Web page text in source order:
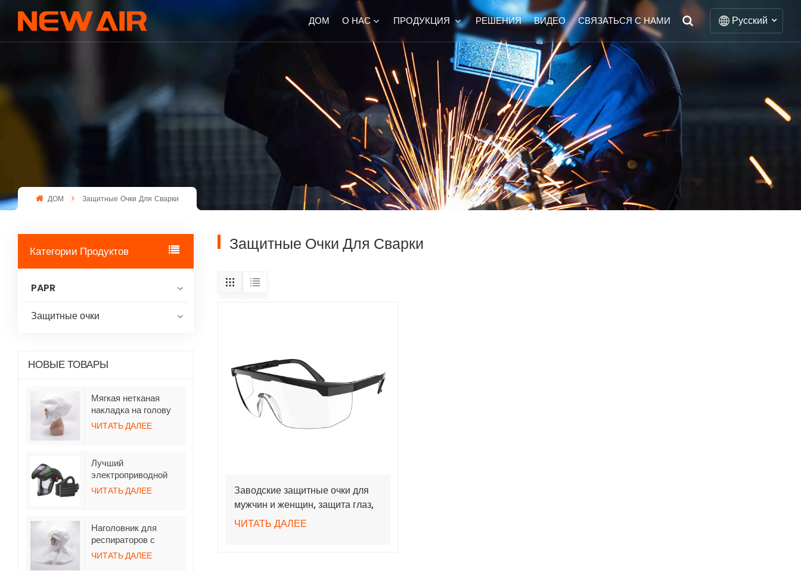
ДОМ О НАС ПРОДУКЦИЯ РЕШЕНИЯ ВИДЕО СВЯЗАТЬСЯ С НАМИ Русский
Español
ДОМ Защитные Очки Для Сварки
Категории Продуктов
PAPR
Защитные очки
НОВЫЕ ТОВАРЫ
Мягкая нетканая
накладка на голову
для респираторов
подачей воздуха и
шлангом.
ЧИТАТЬ ДАЛЕЕ
Лучший
электроприводной
респиратор с
функцией очистки
шлемами с функцией
автоматического
затемнения
ЧИТАТЬ ДАЛЕЕ
Наголовник для
респираторов с
принудительной
подачей воздуха TH3
ЧИТАТЬ ДАЛЕЕ
Защитные Очки Для Сварки
Заводские защитные очки для
мужчин и женщин, защита глаз,
противоударные очки
ЧИТАТЬ ДАЛЕЕ